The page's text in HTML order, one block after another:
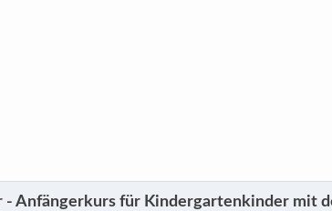
Anfängerkurs für Kindergartenkinder mit